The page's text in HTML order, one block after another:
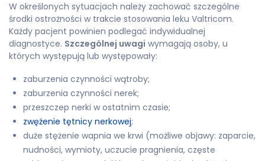
W określonych sytuacjach należy zachować szczególne
środki ostrożności w trakcie stosowania leku Valtricom.
Każdy pacjent powinien podlegać indywidualnej
diagnostyce. Szczególnej uwagi wymagają osoby, u
których występują lub występowały:
zaburzenia czynności wątroby;
zaburzenia czynności nerek;
przeszczep nerki w ostatnim czasie;
zwężenie tętnicy nerkowej;
duże stężenie wapnia we krwi (możliwe objawy: zaparcie,
nudności, wymioty, uczucie pragnienia, częste